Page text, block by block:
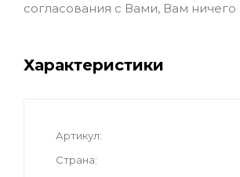
согласования с Вами, Вам ничего
Характеристики
Артикул
Страна